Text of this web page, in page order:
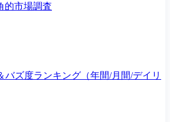
的市場調査
ズ度ランキング（年間/月間/デイリ